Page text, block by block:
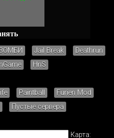
Jail Break
Deathrun
HnS
Paintball
Furien Mod
Пустые сервера
Карта: